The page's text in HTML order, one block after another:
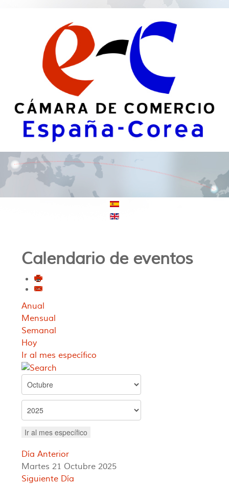
Calendario de eventos
Anual
Mensual
Semanal
Hoy
Ir al mes específico
Ir al mes específico
Día Anterior
Martes 21 Octubre 2025
Siguiente Día